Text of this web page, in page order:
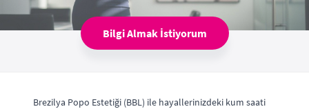
Bilgi Almak İstiyorum
Brezilya Popo Estetiği (BBL) ile hayallerinizdeki kum saati